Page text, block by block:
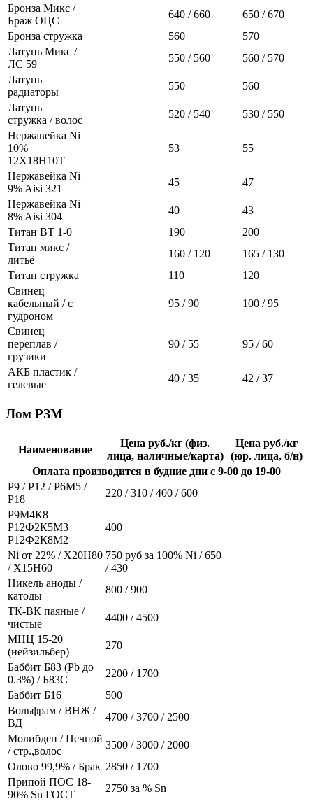
Бронза Микс /
Браж ОЦС
640 / 660
650 / 670
Бронза стружка
560
570
Латунь Микс /
ЛС 59
550 / 560
560 / 570
Латунь
радиаторы
550
560
Латунь
стружка / волос
520 / 540
530 / 550
Нержавейка Ni
10%
12Х18Н10Т
53 55
Нержавейка Ni
9% Aisi 321
45
47
Нержавейка Ni
8% Aisi 304
40
43
Титан ВТ 1-0
190
200
Титан микс /
литьё
160 / 120
165 / 130
Титан стружка
110
120
Свинец
кабельный / с
гудроном
95 / 90 100 / 95
Свинец
переплав /
грузики
90 / 55 95 / 60
АКБ пластик /
гелевые
40 / 35 42 / 37
Лом РЗМ
Наименование
Цена руб./кг (физ.
лица, наличные/карта)
Цена руб./кг
(юр. лица, б/н)
Оплата производится в будние дни с 9-00 до 19-00
Р9 / Р12 / Р6М5 /
Р18
220 / 310 / 400 / 600
Р9М4К8
Р12Ф2К5М3
Р12Ф2К8М2
400
Ni от 22% / Х20Н80
/ Х15Н60
750 руб за 100% Ni / 650
/ 430
Никель аноды /
катоды
800 / 900
ТК-ВК паяные /
чистые
4400 / 4500
МНЦ 15-20
(нейзильбер)
270
Баббит Б83 (Pb до
0.3%) / Б83С
2200 / 1700
Баббит Б16
500
Вольфрам / ВНЖ /
ВД
4700 / 3700 / 2500
Молибден / Печной
/ стр.,волос
3500 / 3000 / 2000
Олово 99,9% / Брак 2850 / 1700
Припой ПОС 18-
90% Sn ГОСТ
2750 за % Sn